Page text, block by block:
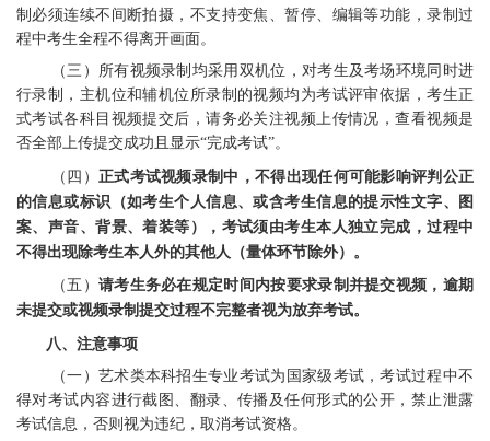
制必须连续不间断拍摄，不支持变焦、暂停、编辑等功能，录制过
程中考生全程不得离开画面。
（三 ） 所有视频录制均采用双机位，对考生及考场环境同时进
行录制，主机位和辅机位所录制的视频均为考试评审依据，考生正
式考试各科目视频提交后，请务必关注视频上传情况，查看视频是
否全部上传提交成功且显示“完成考试”。
（ 四 ） 正式考试视频录制中，不得出现任何可能影响评判公正
的信息或标识（如考生个人信息、或含考生信息的提示性文字、图
案、声音、背景、着装等），考试须由考生本人独立完成，过程中
不得出现除考生本人外的其他人
（量体环节除外） 。
（五） 请考生务必在规定时间内按要求录制并提交视频，逾期
未提交或视频录制提交过程不完整者视为放弃考试。
八、注意事项
（一 ） 艺术类本科招生专业考试为国家级考试，考试过程中不
得对考试内容进行截图、翻录、传播及任何形式的公开，禁止泄露
考试信息，否则视为违纪，取消考试资格。